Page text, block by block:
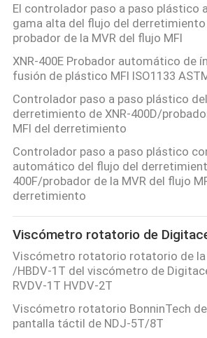
El controlador paso a paso plástico
gama alta del flujo del
probador de la MVR del flujo MFI
XNR-400E Probador automático de
fusión de plástico MFI ISO1133
Controlador paso a paso plástico
derretimiento de XNR-400D/
MFI del derretimiento
Controlador paso a paso plástico
automático del flujo del
400F/probador de la MVR del flujo
derretimiento
Viscómetro rotatorio de
Viscómetro rotatorio rotatorio de
/HBDV-1T del viscómetro de
RVDV-1T HVDV-2T
Viscómetro rotatorio BonninTech
pantalla táctil de NDJ-5T/8T